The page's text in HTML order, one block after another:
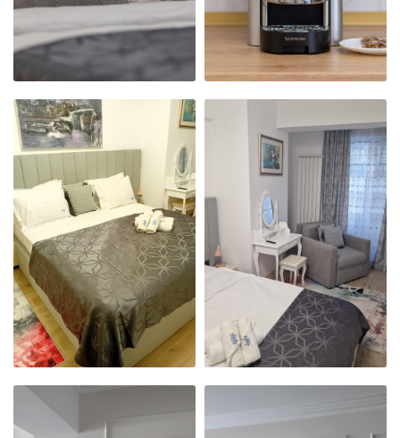
APARTAMENTUL
NOSTRU
MODERN,
PRIMITOR ȘI
CURAT
APARTAMENTUL
NOSTRU
MODERN,
PRIMITOR ȘI
CURAT
APARTAMENTUL
APARTAMENTUL